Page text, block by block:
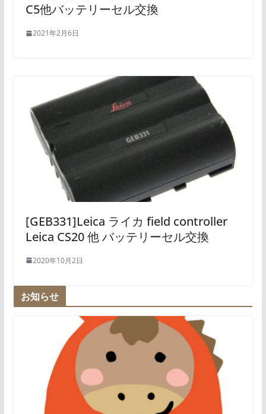
C5他バッテリーセル交換
2021年2月6日
[GEB331]Leica ライカ field controller
Leica CS20 他 バッテリーセル交換
2020年10月2日
お知らせ